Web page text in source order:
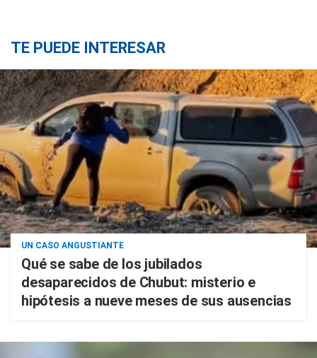
TE PUEDE INTERESAR
UN CASO ANGUSTIANTE
Qué se sabe de los jubilados
desaparecidos de Chubut: misterio e
hipótesis a nueve meses de sus ausencias